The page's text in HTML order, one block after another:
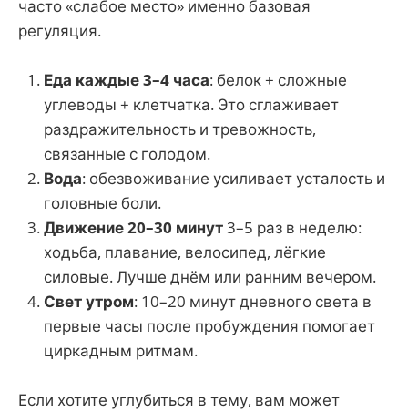
часто «слабое место» именно базовая
регуляция.
Еда каждые 3–4 часа: белок + сложные
углеводы + клетчатка. Это сглаживает
раздражительность и тревожность,
связанные с голодом.
Вода: обезвоживание усиливает усталость и
головные боли.
Движение 20–30 минут3–5 раз в неделю:
ходьба, плавание, велосипед, лёгкие
силовые. Лучше днём или ранним вечером.
Свет утром: 10–20 минут дневного света в
первые часы после пробуждения помогает
циркадным ритмам.
Если хотите углубиться в тему, вам может